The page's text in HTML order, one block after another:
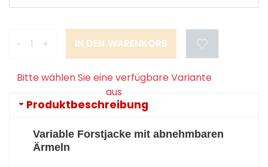
- +
Bitte wählen Sie eine verfügbare Variante
aus
Produktbeschreibung
Variable Forstjacke mit abnehmbaren
Ärmeln